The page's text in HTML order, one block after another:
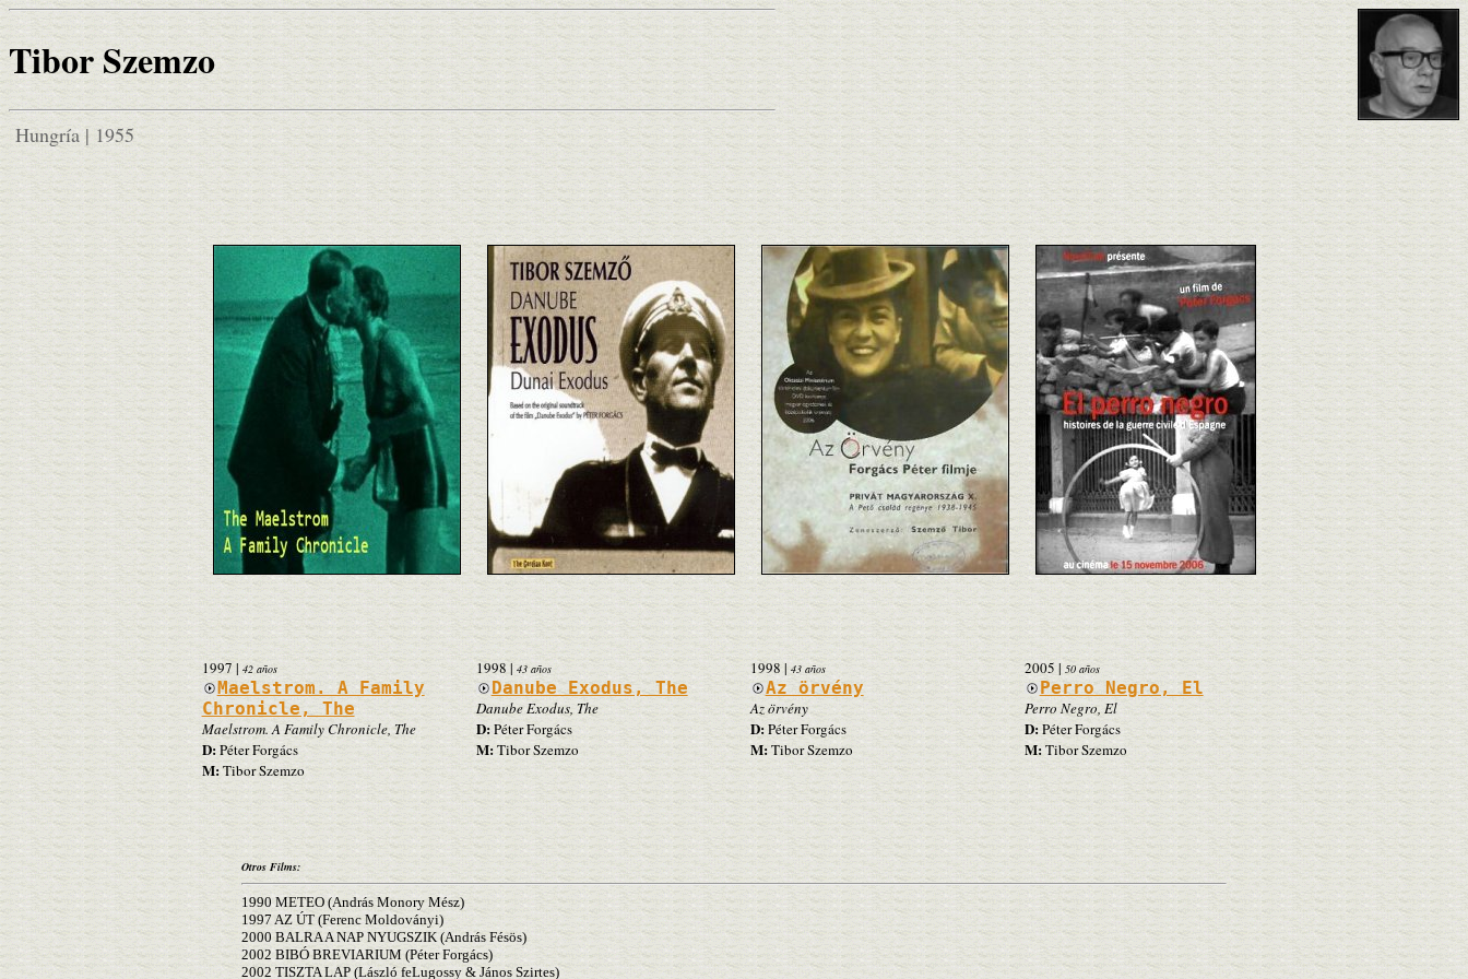
Tibor Szemzo
Hungría | 1955
1997 | 42 años
Maelstrom. A Family
Chronicle, The
Maelstrom. A Family Chronicle, The
D:Péter Forgács
M:Tibor Szemzo
1998| 43 años
Danube Exodus, The
Danube Exodus, The
D:Péter Forgács
M:Tibor Szemzo
1998 | 43 años
Az örvény
Az örvény
D: Péter Forgács
M:Tibor Szemzo
2005 | 50 años
Perro Negro, El
Perro Negro, El
D:Péter Forgács
M:Tibor Szemzo
Otros Films:
1990 METEO (András Monory Mész)
1997 AZ ÚT (Ferenc Moldoványi)
2000 BALRA A NAP NYUGSZIK (András Fésös)
2002 BIBÓ BREVIARIUM (Péter Forgács)
2002 TISZTA LAP (László feLugossy & János Szirtes)